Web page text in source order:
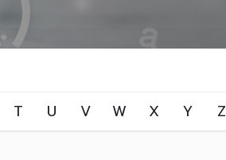
T U V W X Y Z